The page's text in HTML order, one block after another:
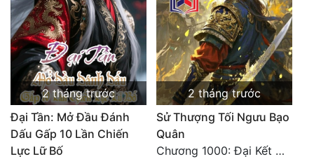
Đồng Nhân
Cẩu Đạo Trường Sinh
Ngự Thú
Truyện Nam
Truyện Nữ
2 tháng trước
Đại Tần: Mở Đầu Đánh
Dấu Gấp 10 Lần Chiến
Lực Lữ Bố
2 tháng trước
Sử Thượng Tối Ngưu Bạo
Quân
Chương 1000: Đại Kết Cục!